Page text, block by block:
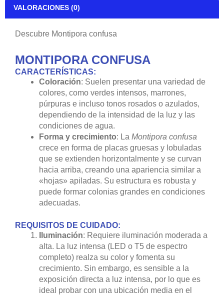
VALORACIONES (0)
Descubre Montipora confusa
MONTIPORA CONFUSA
CARACTERÍSTICAS:
Coloración: Suelen presentar una variedad de
colores, como verdes intensos, marrones,
púrpuras e incluso tonos rosados o azulados,
dependiendo de la intensidad de la luz y las
condiciones de agua.
Forma y crecimiento: La Montipora confusa
crece en forma de placas gruesas y lobuladas
que se extienden horizontalmente y se curvan
hacia arriba, creando una apariencia similar a
«hojas» apiladas. Su estructura es robusta y
puede formar colonias grandes en condiciones
adecuadas.
REQUISITOS DE CUIDADO:
Iluminación: Requiere iluminación moderada a
alta. La luz intensa (LED o T5 de espectro
completo) realza su color y fomenta su
crecimiento. Sin embargo, es sensible a la
exposición directa a luz intensa, por lo que es
ideal probar con una ubicación media en el